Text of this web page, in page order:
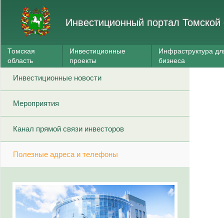
Инвестиционный портал Томской
Томская
область
Инвестиционные
проекты
Инфраструктура
бизнеса
Инвестиционные новости
Мероприятия
Канал прямой связи инвесторов
Полезные адреса и телефоны